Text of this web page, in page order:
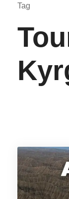
Tag